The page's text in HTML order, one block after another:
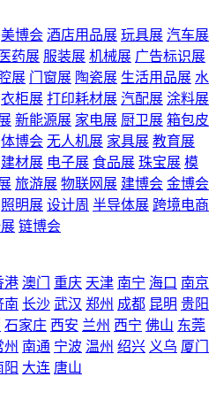
美博会 酒店用品展 玩具展 汽车展
医药展 服装展 机械展 广告标识展
展 门窗展 陶瓷展 生活用品展 水
衣柜展 打印耗材展 汽配展 涂料展
新能源展 家电展 厨卫展 箱包皮
体博会 无人机展 家具展 教育展
建材展 电子展 食品展 珠宝展 模
旅游展 物联网展 建博会 金博会
照明展 设计周 半导体展 跨境电商
链博会
港 澳门 重庆 天津 南宁 海口 南京
南 长沙 武汉 郑州 成都 昆明 贵阳
石家庄 西安 兰州 西宁 佛山 东莞
州 南通 宁波 温州 绍兴 义乌 厦门
阳 大连 唐山